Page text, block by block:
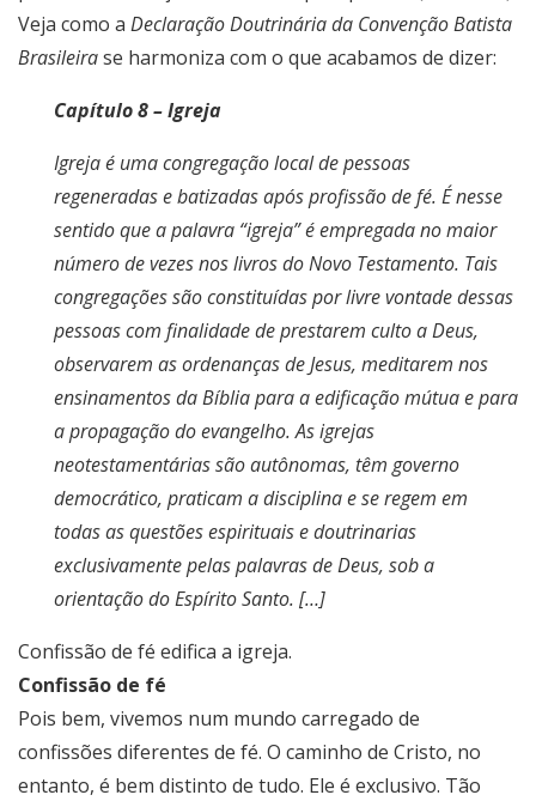
Veja como a Declaração Doutrinária da Convenção Batista
Brasileirase harmoniza com o que acabamos de dizer:
Capítulo 8 – Igreja
Igreja é uma congregação local de pessoas
regeneradas e batizadas após profissão de fé. É nesse
sentido que a palavra “igreja” é empregada no maior
número de vezes nos livros do Novo Testamento. Tais
congregações são constituídas por livre vontade dessas
pessoas com finalidade de prestarem culto a Deus,
observarem as ordenanças de Jesus, meditarem nos
ensinamentos da Bíblia para a edificação mútua e para
a propagação do evangelho. As igrejas
neotestamentárias são autônomas, têm governo
democrático, praticam a disciplina e se regem em
todas as questões espirituais e doutrinarias
exclusivamente pelas palavras de Deus, sob a
orientação do Espírito Santo. […]
Confissão de fé edifica a igreja.
Confissão de fé
Pois bem, vivemos num mundo carregado de
confissões diferentes de fé. O caminho de Cristo, no
entanto, é bem distinto de tudo. Ele é exclusivo. Tão